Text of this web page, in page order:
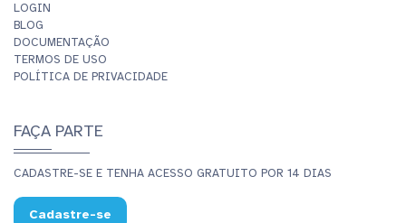
LOGIN
BLOG
DOCUMENTAÇÃO
TERMOS DE USO
POLÍTICA DE PRIVACIDADE
FAÇA PARTE
CADASTRE-SE E TENHA ACESSO GRATUITO POR 14 DIAS
Cadastre-se